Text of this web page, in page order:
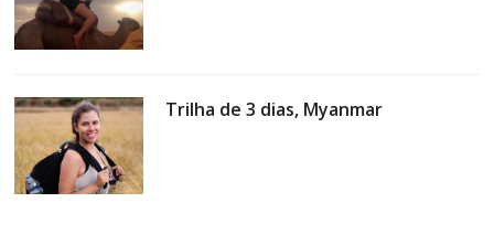
Trilha de 3 dias, Myanmar